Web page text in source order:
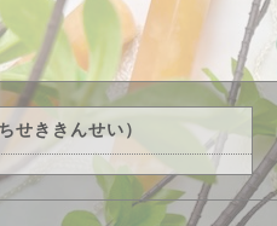
せききんせい）